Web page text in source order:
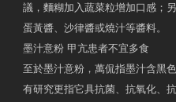
議，麵糊加入蔬菜粒增加口感；
蛋黃醬、沙律醬或燒汁等醬料。
墨汁意粉 甲亢患者不宜多食
至於墨汁意粉，萬侃指墨汁含黑
有研究更指它具抗菌、抗氧化、